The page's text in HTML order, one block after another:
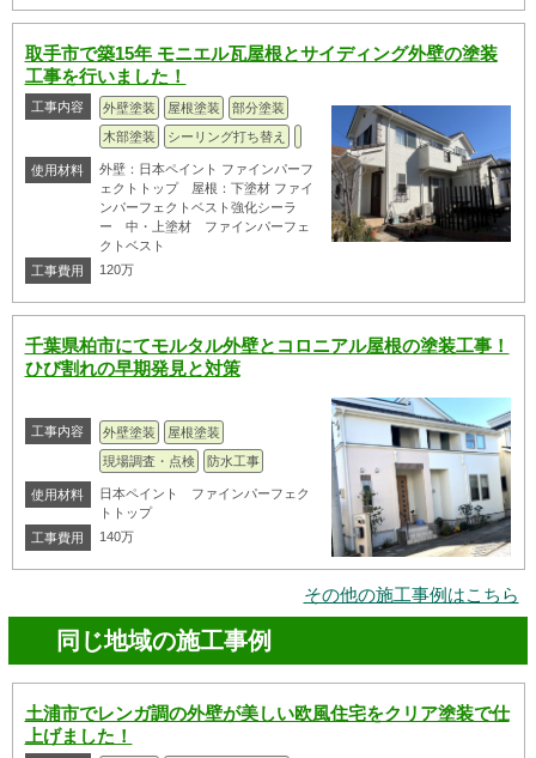
取手市で築15年 モニエル瓦屋根とサイディング外壁の塗装
工事を行いました！
工事内容 外壁塗装 屋根塗装
部分塗装
木部塗装
シーリング打ち替え
使用材料
外壁：日本ペイント ファインパーフ
ェクトトップ 屋根：下塗材 ファイ
ンパーフェクトベスト強化シーラ
ー 中・上塗材 ファインパーフェ
クトベスト
工事費用
120万
千葉県柏市にてモルタル外壁とコロニアル屋根の塗装工事！
ひび割れの早期発見と対策
工事内容 外壁塗装
屋根塗装
現場調査・点検
防水工事
使用材料
日本ペイント ファインパーフェク
トトップ
工事費用
140万
その他の施工事例はこちら
同じ地域の施工事例
土浦市でレンガ調の外壁が美しい欧風住宅をクリア塗装で仕
上げました！